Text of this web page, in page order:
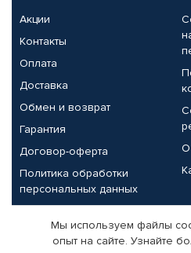
Акции
Контакты
Оплата
Доставка
Обмен и возврат
Гарантия
Договор-оферта
Политика обработки
персональных данных
О
Партнерам
Мы используем файлы
опыт на сайте. Узнайте